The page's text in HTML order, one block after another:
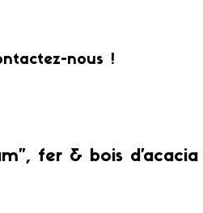
nous !
fer & bois d'acacia